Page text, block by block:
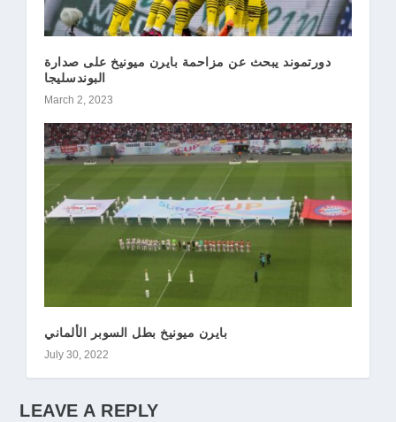
دورتموند يبحث عن مزاحمة بايرن ميونيخ على صدارة
البوندسليجا
March 2, 2023
بايرن ميونيخ بطل السوبر الألماني
July 30, 2022
LEAVE A REPLY